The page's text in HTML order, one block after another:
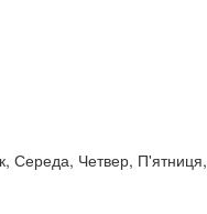
Середа, Четвер, П'ятниця,